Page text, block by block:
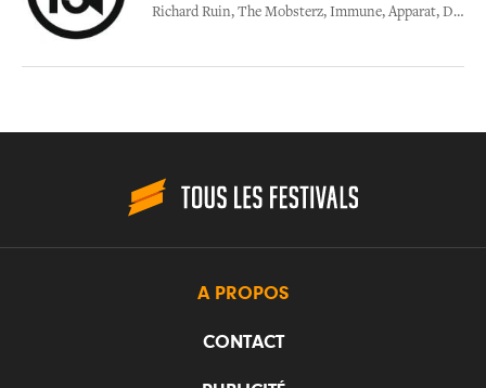
Richard Ruin, The Mobsterz, Immune, Apparat, Dennis Ferrer
A PROPOS
CONTACT